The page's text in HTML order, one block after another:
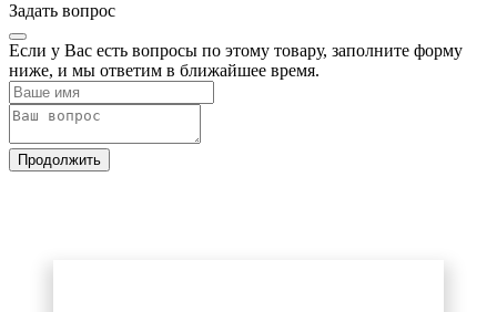
Задать вопрос
Если у Вас есть вопросы по этому товару, заполните форму
ниже, и мы ответим в ближайшее время.
Продолжить